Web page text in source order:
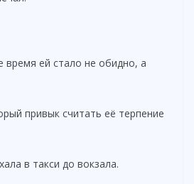
время ей стало не обидно, а
привык считать её терпение
в такси до вокзала.